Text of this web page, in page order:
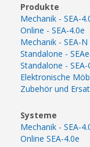
Produkte
Mechanik - SEA-
Online - SEA-4.0e
Mechanik - SEA-
Standalone -
Standalone - SEA-
Elektronische
Zubehör und
Systeme
Mechanik - SEA-
Online SEA-4.0e